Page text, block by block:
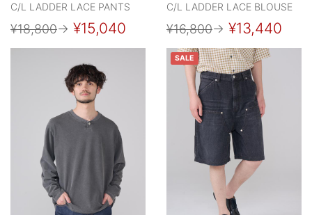
C/L LADDER LACE PANTS
¥18,800→ ¥15,040
C/L LADDER LACE BLOUSE
¥16,800→ ¥13,440
SALE